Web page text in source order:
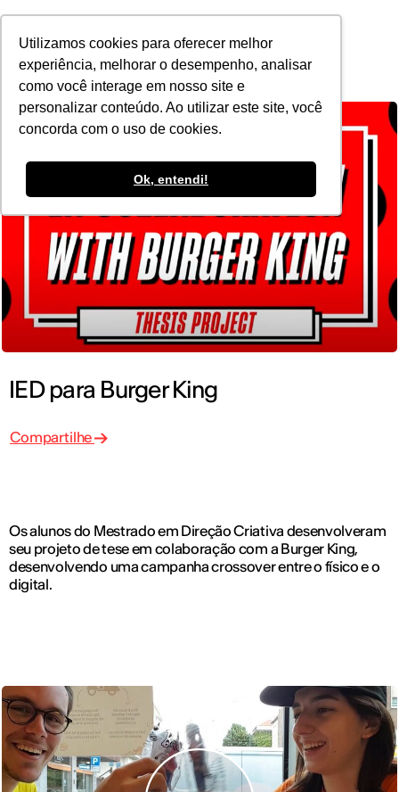
Utilizamos cookies para oferecer melhor
experiência, melhorar o desempenho, analisar
como você interage em nosso site e
personalizar conteúdo. Ao utilizar este site, você
concorda com o uso de cookies.
Ok, entendi!
POR
IED para Burger King
Compartilhe
Os alunos do Mestrado em Direção Criativa desenvolveram
seu projeto de tese em colaboração com a Burger King,
desenvolvendo uma campanha crossover entre o físico e o
digital.